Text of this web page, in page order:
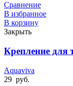
Сравнение
В избранное
В корзину
Закрыть
Крепление
Aquaviva
29 руб.